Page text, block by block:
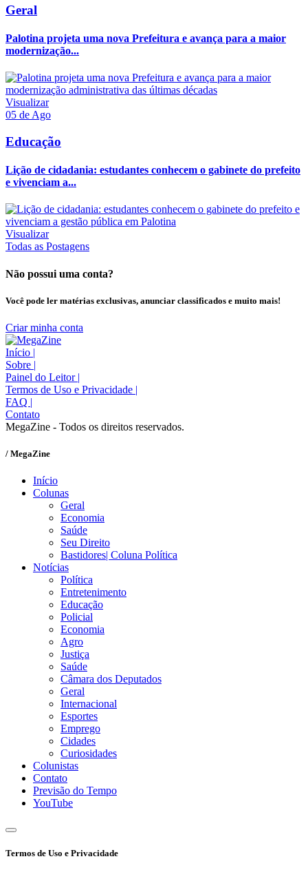
Geral
Palotina projeta uma nova Prefeitura e avança para a maior
modernização...
Visualizar
05 de Ago
Educação
Lição de cidadania: estudantes conhecem o gabinete do prefeito
e vivenciam a...
Visualizar
Todas as Postagens
Não possui uma conta?
Você pode ler matérias exclusivas, anunciar classificados e muito mais!
Criar minha conta
Início |
Sobre |
Painel do Leitor |
Termos de Uso e Privacidade |
FAQ |
Contato
MegaZine - Todos os direitos reservados.
/ MegaZine
Início
Colunas
Geral
Economia
Saúde
Seu Direito
Bastidores| Coluna Política
Notícias
Política
Entretenimento
Educação
Policial
Economia
Agro
Justiça
Saúde
Câmara dos Deputados
Geral
Internacional
Esportes
Emprego
Cidades
Curiosidades
Colunistas
Contato
Previsão do Tempo
YouTube
Termos de Uso e Privacidade